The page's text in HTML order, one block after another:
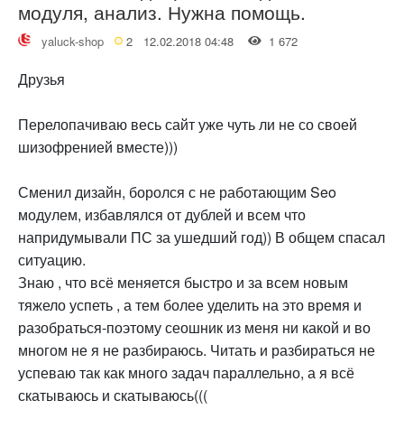
модуля, анализ. Нужна помощь.
yaluck-shop 2 12.02.2018 04:48 1 672
Друзья
Перелопачиваю весь сайт уже чуть ли не со своей
шизофренией вместе)))
Сменил дизайн, боролся с не работающим Seo
модулем, избавлялся от дублей и всем что
напридумывали ПС за ушедший год)) В общем спасал
ситуацию.
Знаю , что всё меняется быстро и за всем новым
тяжело успеть , а тем более уделить на это время и
разобраться-поэтому сеошник из меня ни какой и во
многом не я не разбираюсь. Читать и разбираться не
успеваю так как много задач параллельно, а я всё
скатываюсь и скатываюсь(((